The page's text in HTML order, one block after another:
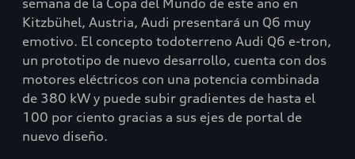
semana de la Copa del Mundo de este año en
Kitzbühel, Austria, Audi presentará un Q6 muy
emotivo. El concepto todoterreno Audi Q6 e-tron,
un prototipo de nuevo desarrollo, cuenta con dos
motores eléctricos con una potencia combinada
de 380 kW y puede subir gradientes de hasta el
100 por ciento gracias a sus ejes de portal de
nuevo diseño.